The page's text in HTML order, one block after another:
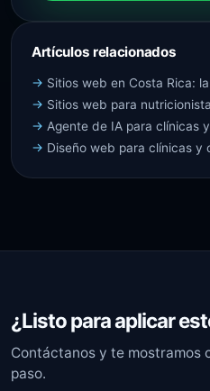
Artículos relacionados
Sitios web en Costa Rica:
Sitios web para
Agente de IA para clínicas
Diseño web para clínicas y
¿Listo para aplicar
Contáctanos y te mostramos
paso.